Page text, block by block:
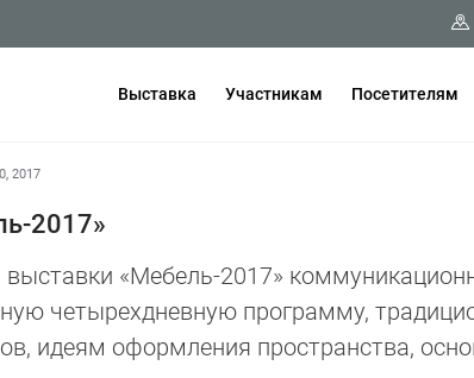
Выставка Участникам Посетителям
2017
2017»
«Мебель-2017»
четырехдневную программу,
идеям оформления пространства,